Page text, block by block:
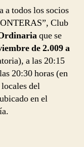
General
de
Socios
2009
a todos los socios
Club
que se
de 2.009 a
a las 20:15
20:30 horas (en
del
en el